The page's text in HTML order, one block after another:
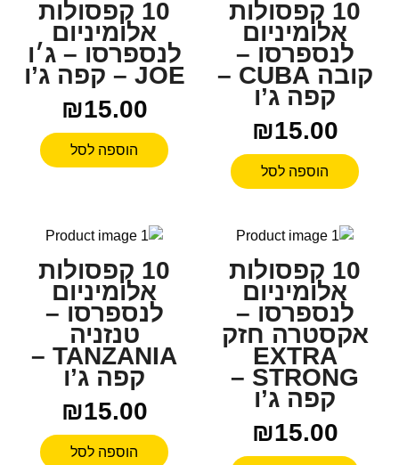
10 קפסולות
אלומיניום
לנספרסו –
קובה CUBA –
קפה ג’ו
₪15.00
הוספה לסל
10 קפסולות
אלומיניום
לנספרסו – ג׳ו
JOE – קפה ג’ו
₪15.00
הוספה לסל
10 קפסולות
אלומיניום
לנספרסו –
אקסטרה חזק
EXTRA
STRONG –
קפה ג’ו
₪15.00
10 קפסולות
אלומיניום
לנספרסו –
טנזניה
TANZANIA –
קפה ג’ו
₪15.00
הוספה לסל